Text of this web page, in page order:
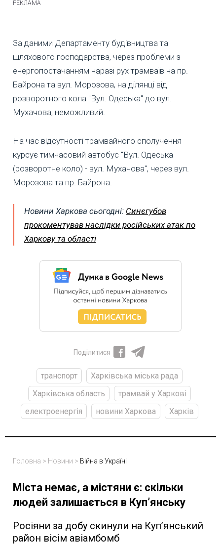
За даними Департаменту будівництва та
шляхового господарства, через проблеми з
енергопостачанням наразі рух трамваїв на пр.
Байрона та вул. Морозова, на ділянці від
розворотного кола "Вул. Одеська" до вул.
Мухачова, неможливий.
На час відсутності трамвайного сполучення
курсує тимчасовий автобус "Вул. Одеська
(розворотне коло) - вул. Мухачова", через вул.
Морозова та пр. Байрона.
Новини Харкова сьогодні: Синєгубов
прокоментував наслідки російських атак по
Харкову та області
Поділитися
транспорт
Харківська міська рада
Харківська область
трамвай у Харкові
електроенергія
новини Харкова Харків
Головна > Новини > Війна в Україні
Міста немає, а містяни є: скільки
людей залишається в Купʼянську
Росіяни за добу скинули на Купʼянський
район вісім авіамбомб